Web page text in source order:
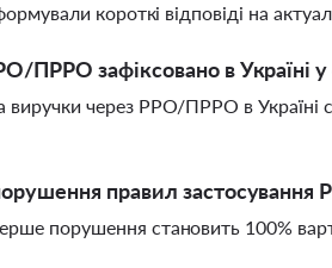
короткі відповіді на
ПРРО зафіксовано в Україні у
виручки через РРО/ПРРО в
правил
порушення становить 100%